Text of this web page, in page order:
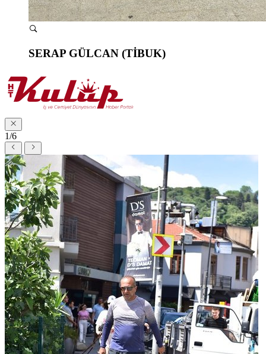
SERAP GÜLCAN (TİBUK)
1/6